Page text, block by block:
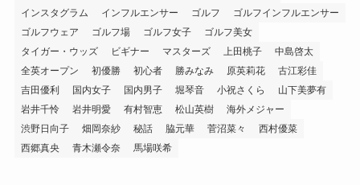
インスタグラム
インフルエンサー ゴルフ
ゴルフインフルエンサー
ゴルフウェア
ゴルフ場 ゴルフ女子
ゴルフ美女
タイガー・ウッズ
ビギナー マスターズ 上田桃子
中島啓太
全英オープン
初優勝 初心者 勝みなみ 原英莉花
古江彩佳
吉田優利
国内女子 国内男子 堀琴音 小祝さくら
山下美夢有
岩井千怜
岩井明愛 有村智恵 松山英樹
海外メジャー
渋野日向子
畑岡奈紗 秘話 脇元華 菅沼菜々
西村優菜
西郷真央
青木瀬令奈 馬場咲希